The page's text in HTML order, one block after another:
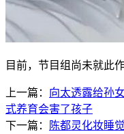
目前，节目组尚未就此
上一篇： 向太透露给孙
式养育会害了孩子
下一篇：
陈都灵化妆睡